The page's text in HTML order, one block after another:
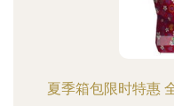
夏季箱包限时特惠